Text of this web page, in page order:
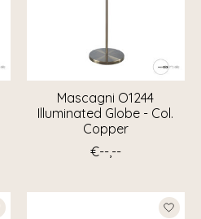
Mascagni O1244
Illuminated Globe - Col.
Copper
€--,--